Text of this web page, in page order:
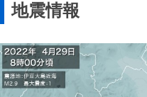
地震情報